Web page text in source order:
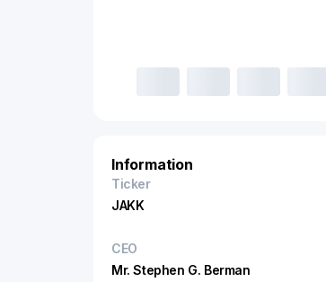
Information
Ticker
JAKK
CEO
Mr. Stephen G. Berman